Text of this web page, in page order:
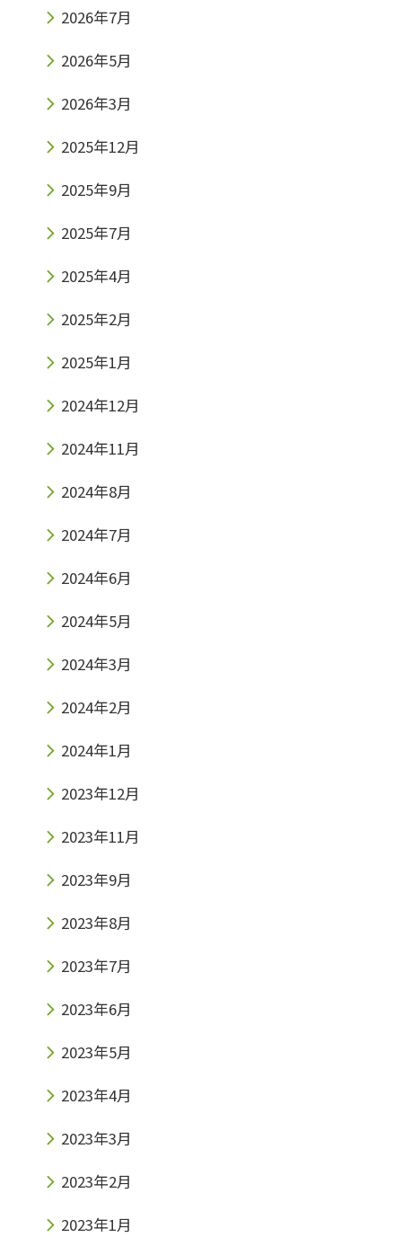
2026年7月
2026年5月
2026年3月
2025年12月
2025年9月
2025年7月
2025年4月
2025年2月
2025年1月
2024年12月
2024年11月
2024年8月
2024年7月
2024年6月
2024年5月
2024年3月
2024年2月
2024年1月
2023年12月
2023年11月
2023年9月
2023年8月
2023年7月
2023年6月
2023年5月
2023年4月
2023年3月
2023年2月
2023年1月